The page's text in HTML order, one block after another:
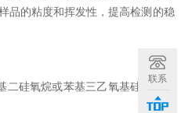
品的粘度和挥发性，提高检测的稳
硅氧烷或苯基三乙氧基硅烷作为
联系